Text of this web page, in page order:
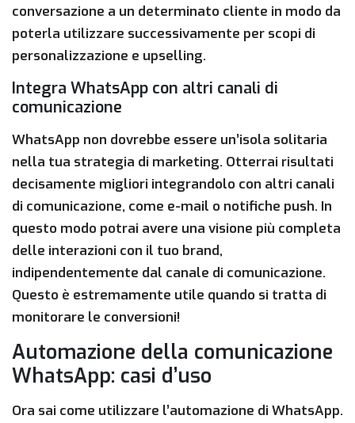
conversazione a un determinato cliente in modo da
poterla utilizzare successivamente per scopi di
personalizzazione e upselling.
Integra WhatsApp con altri canali di
comunicazione
WhatsApp non dovrebbe essere un’isola solitaria
nella tua strategia di marketing. Otterrai risultati
decisamente migliori integrandolo con altri canali
di comunicazione, come e-mail o notifiche push. In
questo modo potrai avere una visione più completa
delle interazioni con il tuo brand,
indipendentemente dal canale di comunicazione.
Questo è estremamente utile quando si tratta di
monitorare le conversioni!
Automazione della comunicazione
WhatsApp: casi d’uso
Ora sai come utilizzare l’automazione di WhatsApp.